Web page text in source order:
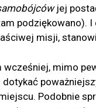
jej
podziękowano).
misji,
wcześniej, mimo
Podobnie